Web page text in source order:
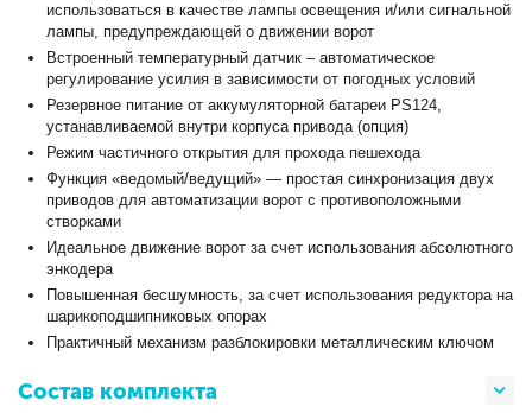
использоваться в качестве лампы освещения и/или сигнальной
лампы, предупреждающей о движении ворот
Встроенный температурный датчик – автоматическое
регулирование усилия в зависимости от погодных условий
Резервное питание от аккумуляторной батареи PS124,
устанавливаемой внутри корпуса привода (опция)
Режим частичного открытия для прохода пешехода
Функция «ведомый/ведущий» — простая синхронизация двух
приводов для автоматизации ворот с противоположными
створками
Идеальное движение ворот за счет использования абсолютного
энкодера
Повышенная бесшумность, за счет использования редуктора на
шарикоподшипниковых опорах
Практичный механизм разблокировки металлическим ключом
Состав комплекта